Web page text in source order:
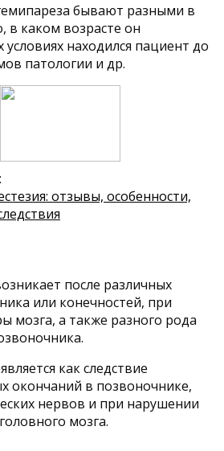
бывают разными в
в каком возрасте он
условиях находился пациент до
патологии и др.
отзывы, особенности,
после различных
или конечностей, при
мозга, а также разного рода
как следствие
окончаний в позвоночнике,
нервов и при нарушении
мозга.